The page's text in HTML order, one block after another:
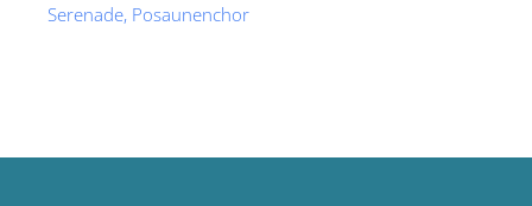
Serenade, Posaunenchor